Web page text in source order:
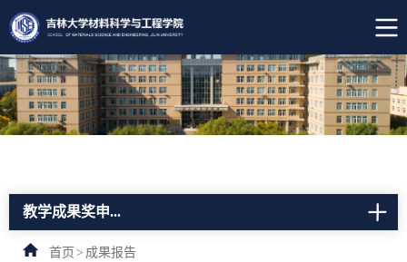
教学成果奖申...
首页 > 成果报告